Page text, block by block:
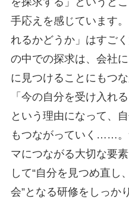
手応えを感じています
れるかどうか」はすご
の中での探求は、会社
に見つけることにもつ
「今の自分を受け入れ
という理由になって、
もつながっていく……。
マにつながる大切な要
して“自分を見つめ直し
会”となる研修をしっか